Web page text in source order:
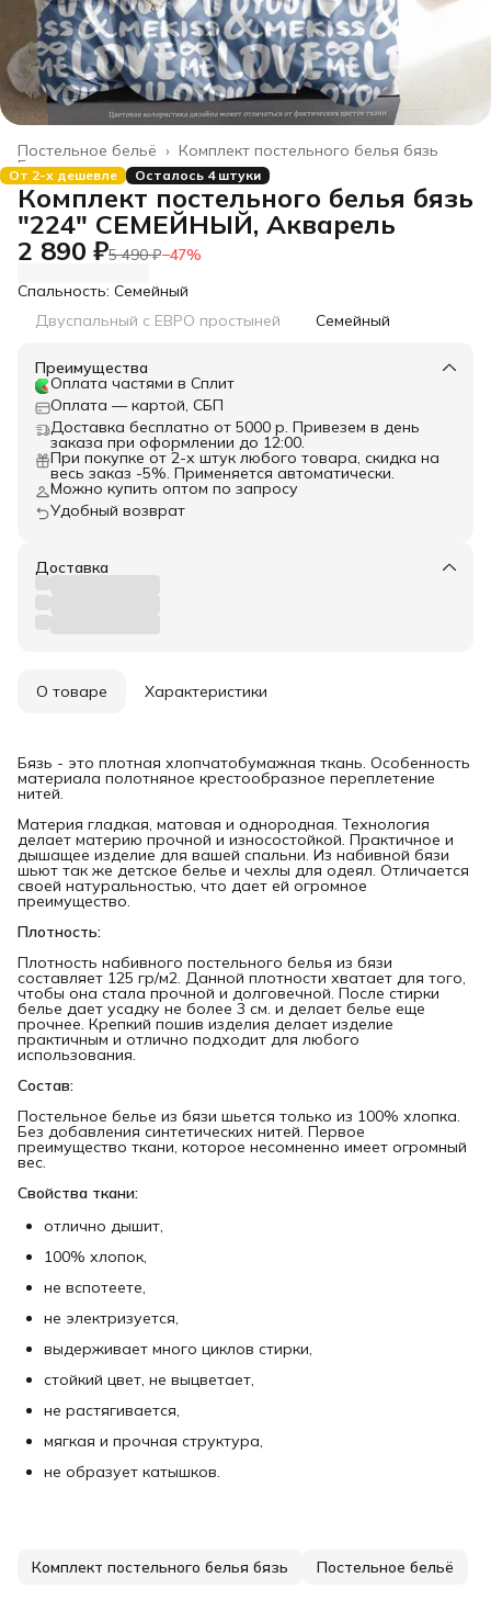
Комплект постельного белья бязь
Постельное бельё ›
Главная ›
От 2-х дешевле Осталось 4 штуки
Комплект постельного белья бязь
"224" СЕМЕЙНЫЙ, Акварель
2 890 ₽5 490 ₽−47%
Спальность: Семейный
Двуспальный с ЕВРО простыней
Семейный
Преимущества
Оплата частями в Сплит
Оплата — картой, СБП
Доставка бесплатно от 5000 р. Привезем в день
заказа при оформлении до 12:00.
При покупке от 2-х штук любого товара, скидка на
весь заказ -5%. Применяется автоматически.
Можно купить оптом по запросу
Удобный возврат
Доставка
О товаре Характеристики
Бязь - это плотная хлопчатобумажная ткань. Особенность
материала полотняное крестообразное переплетение
нитей.
Материя гладкая, матовая и однородная. Технология
делает материю прочной и износостойкой. Практичное и
дышащее изделие для вашей спальни. Из набивной бязи
шьют так же детское белье и чехлы для одеял. Отличается
своей натуральностью, что дает ей огромное
преимущество.
Плотность:
Плотность набивного постельного белья из бязи
составляет 125 гр/м2. Данной плотности хватает для того,
чтобы она стала прочной и долговечной. После стирки
белье дает усадку не более 3 см. и делает белье еще
прочнее. Крепкий пошив изделия делает изделие
практичным и отлично подходит для любого
использования.
Состав:
Постельное белье из бязи шьется только из 100% хлопка.
Без добавления синтетических нитей. Первое
преимущество ткани, которое несомненно имеет огромный
вес.
Свойства ткани:
отлично дышит,
100% хлопок,
не вспотеете,
не электризуется,
выдерживает много циклов стирки,
стойкий цвет, не выцветает,
не растягивается,
мягкая и прочная структура,
не образует катышков.
Комплект постельного белья бязь Постельное бельё